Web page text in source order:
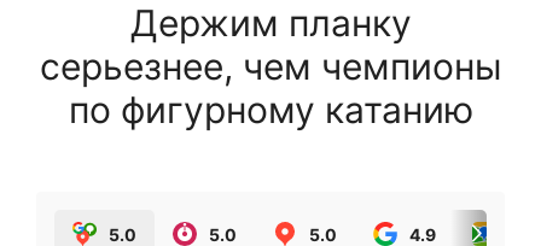
Держим планку
серьезнее, чем чемпионы
по фигурному катанию
5.0 5.0 5.0 4.9